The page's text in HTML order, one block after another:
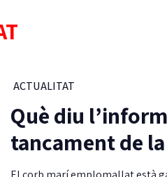
ACTUALITAT
Què diu
tancament de